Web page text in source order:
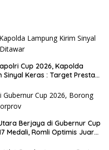
Cup 2026, Kapolda
Sinyal Keras : Target Prestasi
Berjaya di Gubernur Cup
Medali, Romli Optimis Juara